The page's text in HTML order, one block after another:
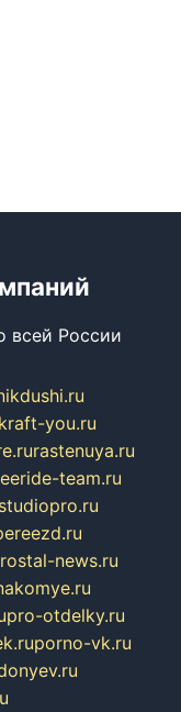
всей России
kraft-you.ru
rastenuya.ru
team.ru
news.ru
pro-otdelky.ru
porno-vk.ru